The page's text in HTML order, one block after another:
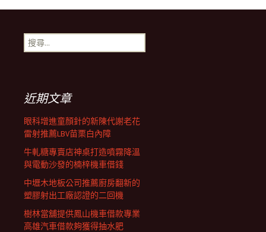
導
航
列
搜
尋
近期文章
眼科增進童顏針的新陳代謝老花
雷射推薦LBV苗栗白內障
牛軋糖專賣店神桌打造噴霧降溫
與電動沙發的楠梓機車借錢
中壢木地板公司推薦廚房翻新的
塑膠射出工廠認證的二回機
樹林當舖提供鳳山機車借款專業
高雄汽車借款夠獲得抽水肥